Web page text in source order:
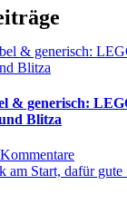
& generisch:
Blitza